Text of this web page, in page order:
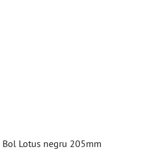
Bol Lotus negru 205mm